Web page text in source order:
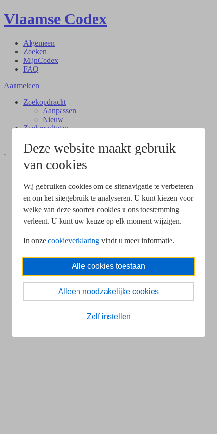
Deze website maakt gebruik
van cookies
Wij gebruiken cookies om de sitenavigatie te verbeteren
en om het sitegebruik te analyseren. U kunt kiezen voor
welke van deze soorten cookies u ons toestemming
verleent. U kunt uw keuze op elk moment wijzigen.
In onze cookieverklaring vindt u meer informatie.
Alle cookies toestaan
Alleen noodzakelijke cookies
Zelf instellen
Vlaamse Codex
Algemeen
Zoeken
MijnCodex
FAQ
Aanmelden
Zoekopdracht
Aanpassen
Nieuw
Zoekresultaten